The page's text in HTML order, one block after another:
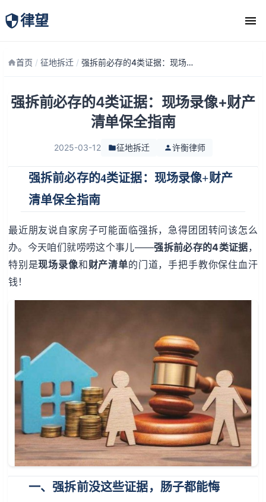
律望
律师团队
首页 / 征地拆迁 / 强拆前必存的4类证据：现场录像+财产清单保全指南
强拆前必存的4类证据：现场录像+财产
清单保全指南
2025-03-12 征地拆迁 许衡律师
强拆前必存的4类证据：现场录像+财产
清单保全指南
最近朋友说自家房子可能面临强拆，急得团团转问该怎么
办。今天咱们就唠唠这个事儿——强拆前必存的4类证据，
特别是现场录像和财产清单的门道，手把手教你保住血汗
钱！
一、强拆前没这些证据，肠子都能悔